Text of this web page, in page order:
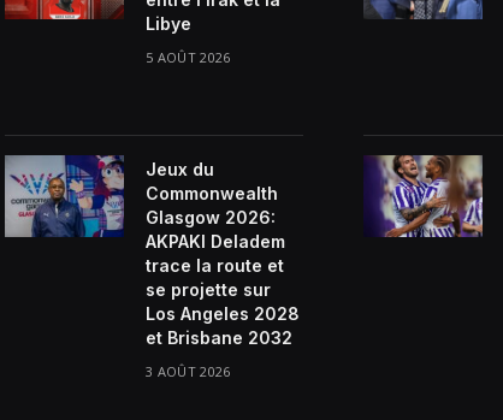
Libye
5 AOÛT 2026
Jeux du
Commonwealth
Glasgow 2026:
AKPAKI Deladem
trace la route et
se projette sur
Los Angeles 2028
et Brisbane 2032
3 AOÛT 2026